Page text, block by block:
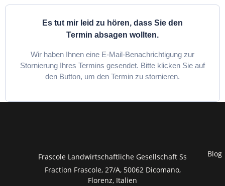
Es tut mir leid zu hören, dass Sie den
Termin absagen wollten.
Wir haben Ihnen eine E-Mail-Benachrichtigung zur
Stornierung Ihres Termins gesendet. Bitte klicken Sie auf
den Button, um den Termin zu stornieren.
Frascole Landwirtschaftliche Gesellschaft Ss
Fraction Frascole, 27/A, 50062 Dicomano,
Florenz, Italien
Blog